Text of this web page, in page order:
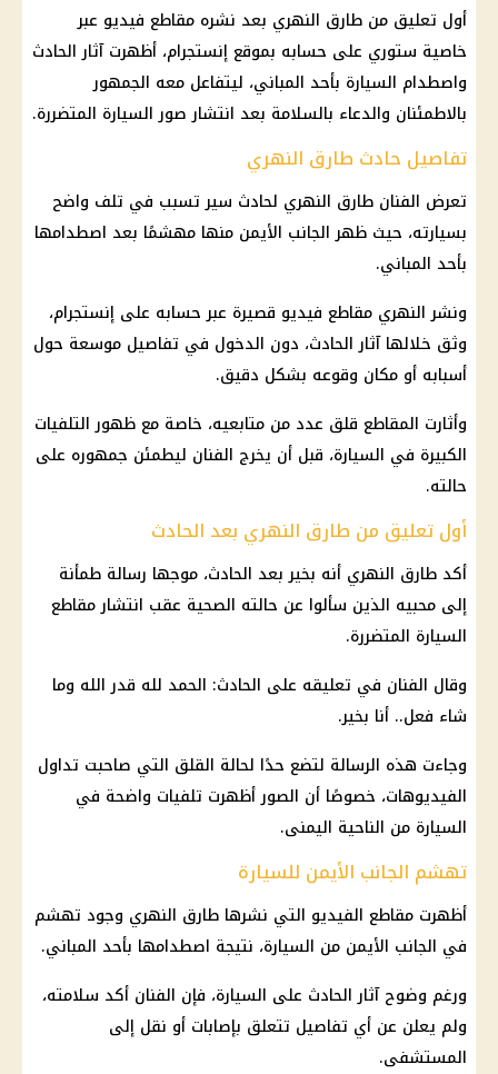
أول تعليق من طارق النهري بعد نشره مقاطع فيديو عبر
خاصية ستوري على حسابه بموقع إنستجرام، أظهرت آثار الحادث
واصطدام السيارة بأحد المباني، ليتفاعل معه الجمهور
بالاطمئنان والدعاء بالسلامة بعد انتشار صور السيارة المتضررة.
تفاصيل حادث طارق النهري
تعرض الفنان طارق النهري لحادث سير تسبب في تلف واضح
بسيارته، حيث ظهر الجانب الأيمن منها مهشمًا بعد اصطدامها
بأحد المباني.
ونشر النهري مقاطع فيديو قصيرة عبر حسابه على إنستجرام،
وثق خلالها آثارالحادث، دون الدخول في تفاصيل موسعة حول
أسبابه أو مكان وقوعه بشكل دقيق.
وأثارت المقاطع قلق عدد من متابعيه، خاصة مع ظهور التلفيات
الكبيرة في السيارة، قبل أن يخرج الفنان ليطمئن جمهوره على
حالته.
أول تعليق من طارق النهري بعد الحادث
أكد طارق النهري أنه بخير بعد الحادث، موجها رسالة طمأنة
إلى محبيه الذين سألوا عن حالته الصحية عقب انتشار مقاطع
السيارة المتضررة.
وقال الفنان في تعليقه على الحادث: الحمد لله قدر الله وما
شاء فعل.. أنا بخير.
وجاءت هذه الرسالة لتضع حدًا لحالة القلق التي صاحبت تداول
الفيديوهات، خصوصًا أن الصور أظهرت تلفيات واضحة في
السيارة من الناحية اليمنى.
تهشم الجانب الأيمن للسيارة
أظهرت مقاطع الفيديو التي نشرها طارق النهري وجود تهشم
في الجانب الأيمن من السيارة، نتيجة اصطدامها بأحد المباني.
ورغم وضوح آثار الحادث على السيارة، فإن الفنان أكد سلامته،
ولم يعلن عن أي تفاصيل تتعلق بإصابات أو نقل إلى
المستشفى.